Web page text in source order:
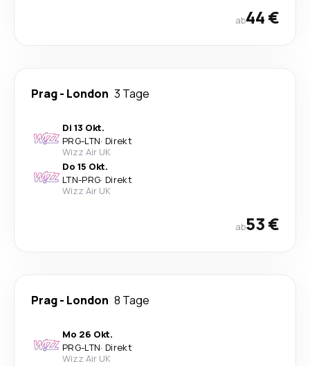
ab44 €
Prag- London 3 Tage
Di 13 Okt.
PRG-LTN· Direkt
Wizz Air UK
Do 15 Okt.
LTN-PRG· Direkt
Wizz Air UK
ab53 €
Prag- London 8 Tage
Mo 26 Okt.
PRG-LTN· Direkt
Wizz Air UK